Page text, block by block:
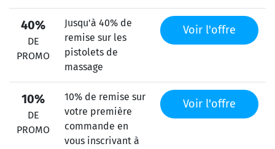
40%
DE
PROMO
Jusqu'à 40% de
remise sur les
pistolets de
massage
Voir l'offre
10%
DE
PROMO
10% de remise sur
votre première
commande en
vous inscrivant à
Voir l'offre